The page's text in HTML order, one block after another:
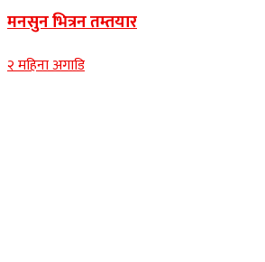
मनसुन भित्रन तम्तयार
२ महिना अगाडि